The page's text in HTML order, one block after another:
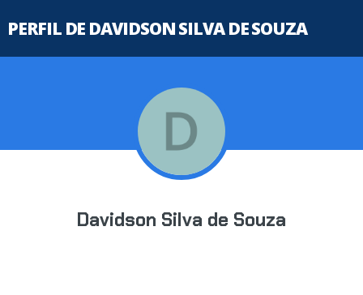
PERFIL DE DAVIDSON SILVA DE SOUZA
Davidson Silva de Souza